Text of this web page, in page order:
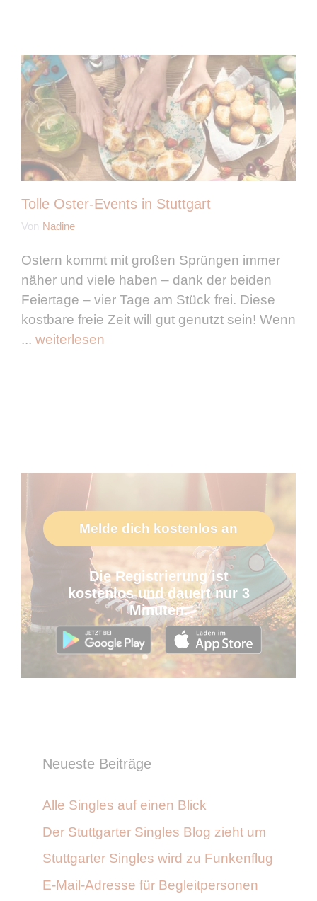
Tolle Oster-Events in Stuttgart
Von Nadine
Ostern kommt mit großen Sprüngen immer
näher und viele haben – dank der beiden
Feiertage – vier Tage am Stück frei. Diese
kostbare freie Zeit will gut genutzt sein! Wenn
... weiterlesen
Melde dich kostenlos an
Die Registrierung ist
kostenlos und dauert nur 3
Minuten.
Neueste Beiträge
Alle Singles auf einen Blick
Der Stuttgarter Singles Blog zieht um
Stuttgarter Singles wird zu Funkenflug
E-Mail-Adresse für Begleitpersonen